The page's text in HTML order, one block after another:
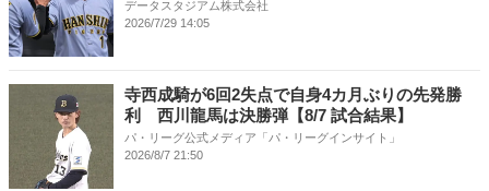
データスタジアム株式会社
2026/7/29 14:05
寺西成騎が6回2失点で自身4カ月ぶりの先発勝
利 西川龍馬は決勝弾【8/7 試合結果】
パ・リーグ公式メディア「パ・リーグインサイト」
2026/8/7 21:50